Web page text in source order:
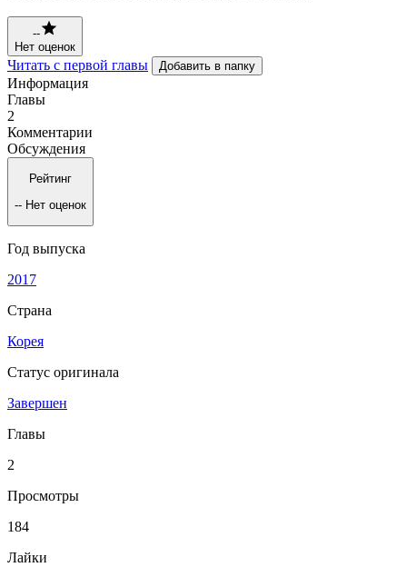
--
Нет оценок
Читать с первой главы Добавить в папку
Информация
Главы
2
Комментарии
Обсуждения
Рейтинг
-- Нет оценок
Год выпуска
2017
Страна
Корея
Статус оригинала
Завершен
Главы
2
Просмотры
184
Лайки